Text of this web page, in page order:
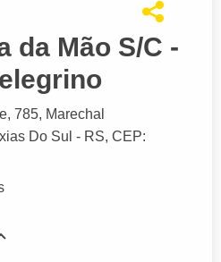
da Mão S/C -
, 785, Marechal
Do Sul - RS, CEP: